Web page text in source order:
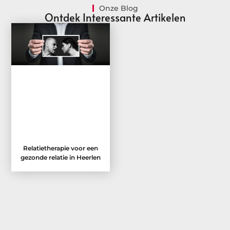
Onze Blog
Ontdek Interessante Artikelen
Relatietherapie voor een
gezonde relatie in Heerlen